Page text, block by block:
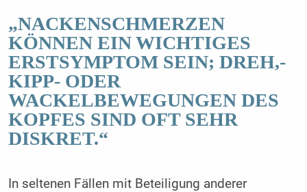
„NACKENSCHMERZEN
KÖNNEN EIN WICHTIGES
ERSTSYMPTOM SEIN; DREH,-
KIPP- ODER
WACKELBEWEGUNGEN DES
KOPFES SIND OFT SEHR
DISKRET.“
In seltenen Fällen mit Beteiligung anderer